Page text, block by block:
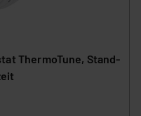
ThermoTune, Stand-